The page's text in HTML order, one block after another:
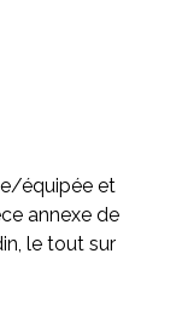
équipée et
annexe de
le tout sur